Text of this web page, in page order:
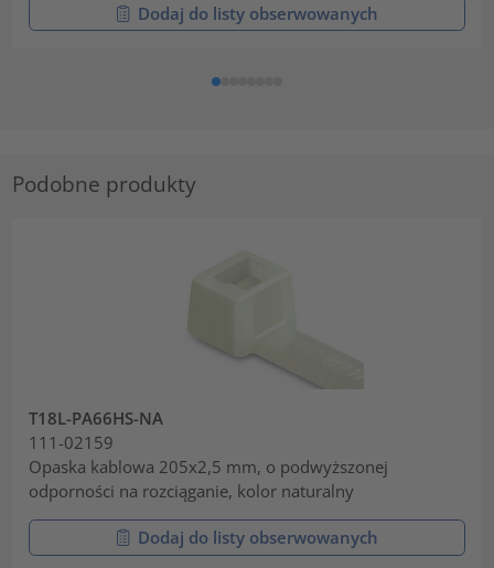
Dodaj do listy obserwowanych
Podobne produkty
T18L-PA66HS-NA
111-02159
Opaska kablowa 205x2,5 mm, o podwyższonej
odporności na rozciąganie, kolor naturalny
Dodaj do listy obserwowanych